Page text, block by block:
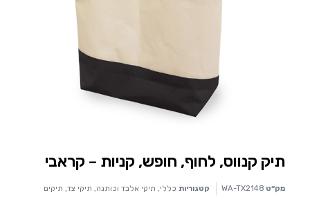
תיק קנווס, לחוף, חופש, קניות – קראבי
מק״ט WA-TX2148 קטגוריות כללי, תיקי אלבד וכותנה, תיקי צד, תיקים